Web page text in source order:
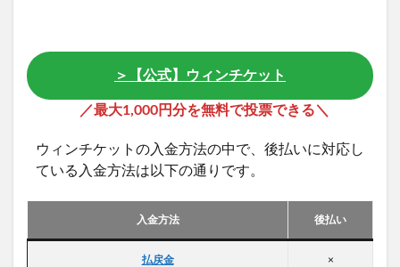
＞【公式】ウィンチケット
／最大1,000円分を無料で投票できる＼
ウィンチケットの入金方法の中で、後払いに対応し
ている入金方法は以下の通りです。
入金方法 後払い
払戻金 ×